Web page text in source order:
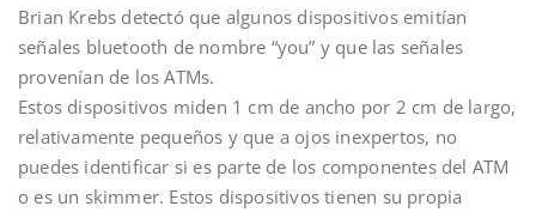
Brian Krebs detectó que algunos dispositivos emitían
señales bluetooth de nombre “you” y que las señales
provenían de los ATMs.
Estos dispositivos miden 1 cm de ancho por 2 cm de largo,
relativamente pequeños y que a ojos inexpertos, no
puedes identificar si es parte de los componentes del ATM
o es un skimmer. Estos dispositivos tienen su propia